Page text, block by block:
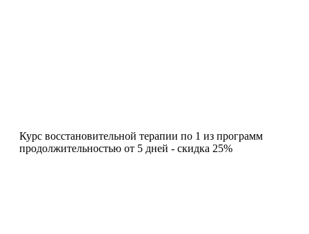
Курс восстановительной терапии по 1 из программ
продолжительностью от 5 дней - скидка 25%